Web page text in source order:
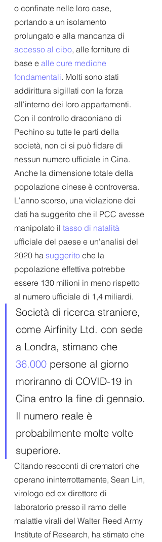
o confinate nelle loro case,
portando a un isolamento
prolungato e alla mancanza di
accesso al cibo, alle forniture di
base e alle cure mediche
fondamentali. Molti sono stati
addirittura sigillati con la forza
all'interno dei loro appartamenti.
Con il controllo draconiano di
Pechino su tutte le parti della
società, non ci si può fidare di
nessun numero ufficiale in Cina.
Anche la dimensione totale della
popolazione cinese è controversa.
L'anno scorso, una violazione dei
dati ha suggerito che il PCC avesse
manipolato il tasso di natalità
ufficiale del paese e un'analisi del
2020 ha suggerito che la
popolazione effettiva potrebbe
essere 130 milioni in meno rispetto
al numero ufficiale di 1,4 miliardi.
Società di ricerca straniere,
come Airfinity Ltd. con sede
a Londra, stimano che
36.000 persone al giorno
moriranno di COVID-19 in
Cina entro la fine di gennaio.
Il numero reale è
probabilmente molte volte
superiore.
Citando resoconti di crematori che
operano ininterrottamente, Sean Lin,
virologo ed ex direttore di
laboratorio presso il ramo delle
malattie virali del Walter Reed Army
Institute of Research, ha stimato che